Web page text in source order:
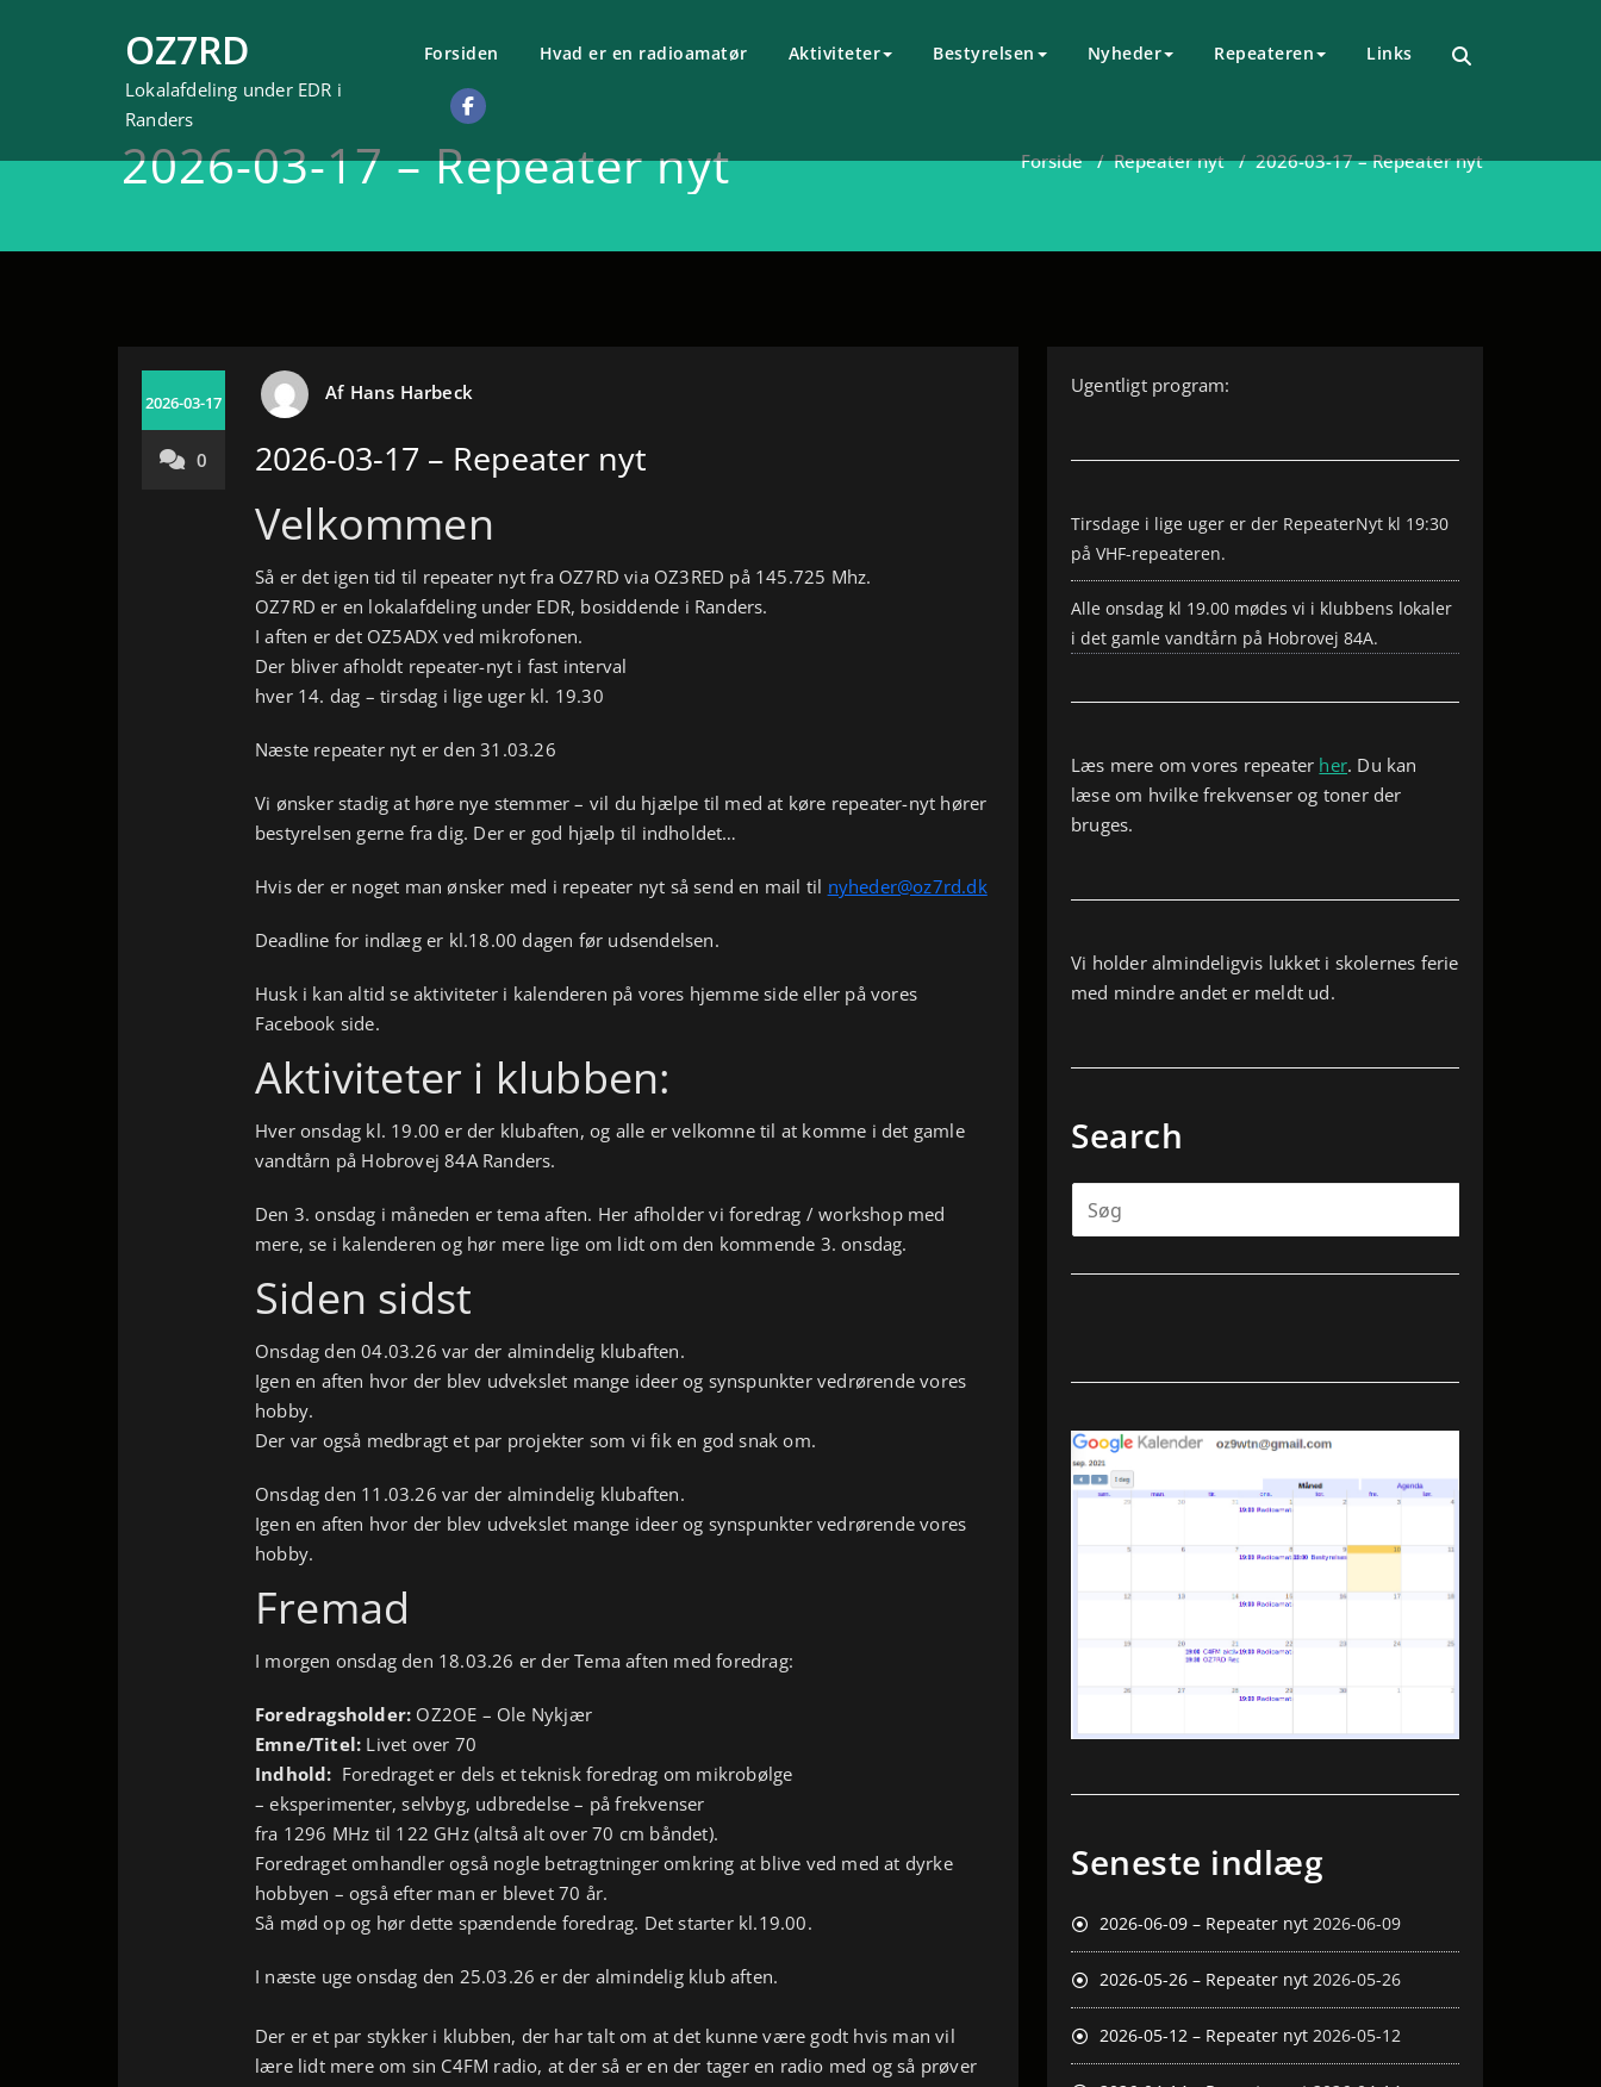
OZ7RD
Lokalafdeling under EDR i
Randers
Forsiden Hvad er en radioamatør Aktiviteter Bestyrelsen Nyheder Repeateren Links
2026-03-17 – Repeater nyt Forside/Repeater nyt/2026-03-17 – Repeater nyt
2026-03-17
0
Af Hans Harbeck
2026-03-17 – Repeater nyt
Velkommen
Så er det igen tid til repeater nyt fra OZ7RD via OZ3RED på 145.725 Mhz.
OZ7RD er en lokalafdeling under EDR, bosiddende i Randers.
I aften er det OZ5ADX ved mikrofonen.
Der bliver afholdt repeater-nyt i fast interval
hver 14. dag – tirsdag i lige uger kl. 19.30
Næste repeater nyt er den 31.03.26
Vi ønsker stadig at høre nye stemmer – vil du hjælpe til med at køre repeater-nyt hører
bestyrelsen gerne fra dig. Der er god hjælp til indholdet…
Hvis der er noget man ønsker med i repeater nyt så send en mail til nyheder@oz7rd.dk
Deadline for indlæg er kl.18.00 dagen før udsendelsen.
Husk i kan altid se aktiviteter i kalenderen på vores hjemme side eller på vores
Facebook side.
Aktiviteter i klubben:
Hver onsdag kl. 19.00 er der klubaften, og alle er velkomne til at komme i det gamle
vandtårn på Hobrovej 84A Randers.
Den 3. onsdag i måneden er tema aften. Her afholder vi foredrag / workshop med
mere, se i kalenderen og hør mere lige om lidt om den kommende 3. onsdag.
Siden sidst
Onsdag den 04.03.26 var der almindelig klubaften.
Igen en aften hvor der blev udvekslet mange ideer og synspunkter vedrørende vores
hobby.
Der var også medbragt et par projekter som vi fik en god snak om.
Onsdag den 11.03.26 var der almindelig klubaften.
Igen en aften hvor der blev udvekslet mange ideer og synspunkter vedrørende vores
hobby.
Fremad
I morgen onsdag den 18.03.26 er der Tema aften med foredrag:
Foredragsholder: OZ2OE – Ole Nykjær
Emne/Titel: Livet over 70
Indhold: Foredraget er dels et teknisk foredrag om mikrobølge
– eksperimenter, selvbyg, udbredelse – på frekvenser
fra 1296 MHz til 122 GHz (altså alt over 70 cm båndet).
Foredraget omhandler også nogle betragtninger omkring at blive ved med at dyrke
hobbyen – også efter man er blevet 70 år.
Så mød op og hør dette spændende foredrag. Det starter kl.19.00.
I næste uge onsdag den 25.03.26 er der almindelig klub aften.
Der er et par stykker i klubben, der har talt om at det kunne være godt hvis man vil
lære lidt mere om sin C4FM radio, at der så er en der tager en radio med og så prøver
Ugentligt program:
Tirsdage i lige uger er der RepeaterNyt kl 19:30
på VHF-repeateren.
Alle onsdag kl 19.00 mødes vi i klubbens lokaler
i det gamle vandtårn på Hobrovej 84A.
Læs mere om vores repeater her. Du kan
læse om hvilke frekvenser og toner der
bruges.
Vi holder almindeligvis lukket i skolernes ferie
med mindre andet er meldt ud.
Search
Seneste indlæg
2026-06-09 – Repeater nyt 2026-06-09
2026-05-26 – Repeater nyt 2026-05-26
2026-05-12 – Repeater nyt 2026-05-12